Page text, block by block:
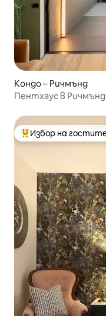
Кондо – Ричмънд
Пентхаус в
Най-популярен
Избор на